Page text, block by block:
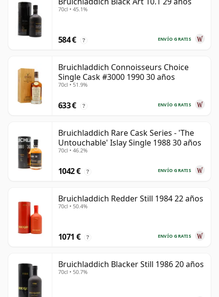
70cl • 45.1%
ENVÍO GRATIS
584 € ?
Bruichladdich Connoisseurs Choice
Single Cask #3000 1990 30 años
70cl • 51.9%
ENVÍO GRATIS
633 € ?
Bruichladdich Rare Cask Series - 'The
Untouchable' Islay Single 1988 30 años
70cl • 46.2%
ENVÍO GRATIS
1042 € ?
Bruichladdich Redder Still 1984 22 años
70cl • 50.4%
ENVÍO GRATIS
1071 € ?
Bruichladdich Blacker Still 1986 20 años
70cl • 50.7%